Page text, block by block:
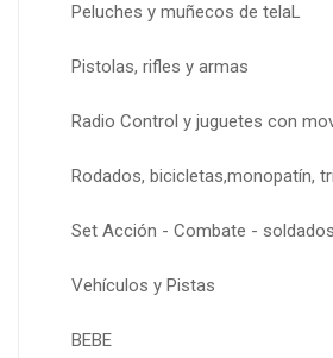
Peluches y muñecos de telaL
Pistolas, rifles y armas
Radio Control y juguetes con
Rodados, bicicletas,monopatín,
Set Acción - Combate -
Vehículos y Pistas
BEBE